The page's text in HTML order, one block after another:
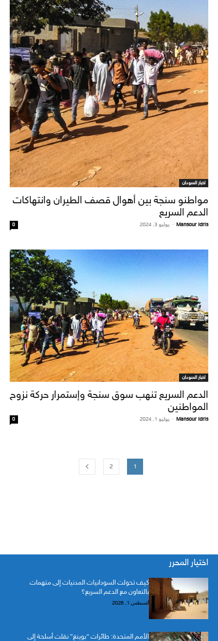
اخبار السودان
مواطنو سنجة بين أهوال قصف الطيران وانتهاكات
الدعم السريع
Mansour Idris
- يوليو 3, 2024 0
اخبار السودان
الدعم السريع تنهب سوق سنجة وإستمرار حركة نزوح
المواطنين
Mansour Idris
- يوليو 1, 2024 0
1
2
اختيار المحرر
كيف تحولت السودانيات المدنيات إلى متهمات
بالتعاون مع الدعم السريع؟
أغسطس 1, 2026
الأمم المتحدة: طائرات “بوينغ” نقلت أسلحة إلى